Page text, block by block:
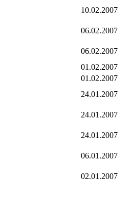
10.02.2007
06.02.2007
06.02.2007
01.02.2007
01.02.2007
24.01.2007
24.01.2007
24.01.2007
06.01.2007
02.01.2007